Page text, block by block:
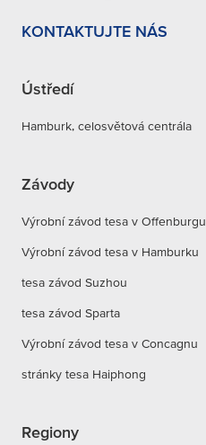
KONTAKTUJTE NÁS
Ústředí
Hamburk, celosvětová centrála
Závody
Výrobní závod tesa v Offenburgu
Výrobní závod tesa v Hamburku
tesa závod Suzhou
tesa závod Sparta
Výrobní závod tesa v Concagnu
stránky tesa Haiphong
Regiony